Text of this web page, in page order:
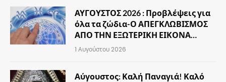
ΑΥΓΟΥΣΤΟΣ 2026 : Προβλέψεις για
όλα τα ζώδια-Ο ΑΠΕΓΚΛΩΒΙΣΜΟΣ
ΑΠΟ ΤΗΝ ΕΞΩΤΕΡΙΚΗ ΕΙΚΟΝΑ…
1 Αυγούστου 2026
Αύγουστος: Καλή Παναγιά! Καλό